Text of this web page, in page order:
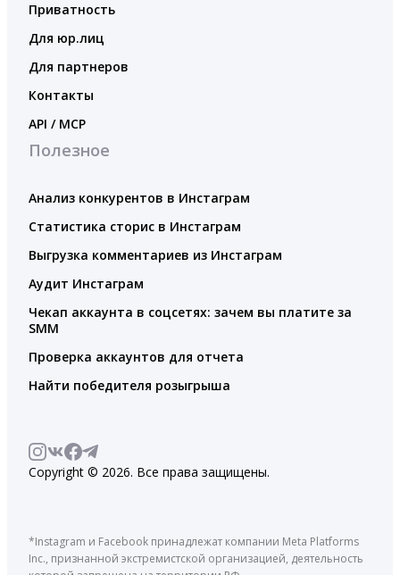
Приватность
Для юр.лиц
Для партнеров
Контакты
API / MCP
Полезное
Анализ конкурентов в Инстаграм
Статистика сторис в Инстаграм
Выгрузка комментариев из Инстаграм
Аудит Инстаграм
Чекап аккаунта в соцсетях: зачем вы платите за
SMM
Проверка аккаунтов для отчета
Найти победителя розыгрыша
Copyright © 2026. Все права защищены.
*Instagram и Facebook принадлежат компании Meta Platforms
Inc., признанной экстремистской организацией, деятельность